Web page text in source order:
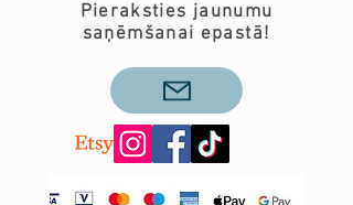
Pieraksties jaunumu
saņēmšanai epastā!